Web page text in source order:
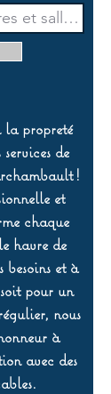
la propreté
de
!
et
chaque
havre de
et à
pour un
nous
à
avec des